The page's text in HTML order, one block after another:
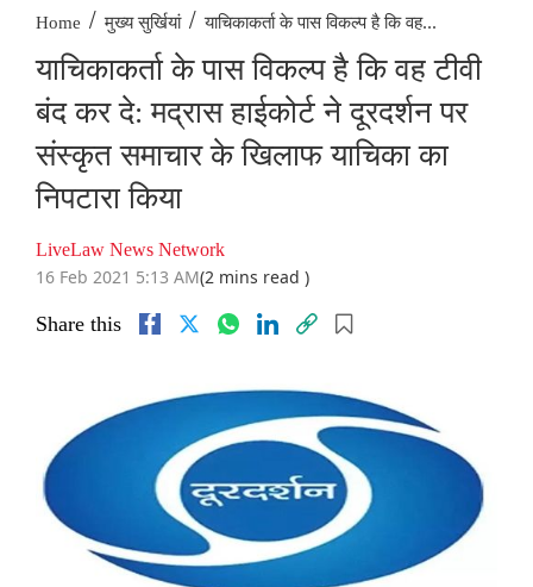
Home / मुख्य सुर्खियां / याचिकाकर्ता के पास विकल्प है कि वह...
याचिकाकर्ता के पास विकल्प है कि वह टीवी
बंद कर दे: मद्रास हाईकोर्ट ने दूरदर्शन पर
संस्कृत समाचार के खिलाफ याचिका का
निपटारा किया
LiveLaw News Network
16 Feb 2021 5:13 AM(2 mins read )
Share this